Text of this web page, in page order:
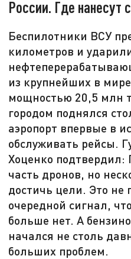
России. Где
Беспилотники ВСУ
километров и
из крупнейших в
мощностью 20,5 млн
городом поднялся
аэропорт впервые в
обслуживать рейсы.
Хоценко
часть дронов, но
достичь цели. Это не
очередной сигнал,
больше нет. А
начался не столь
больших проблем.